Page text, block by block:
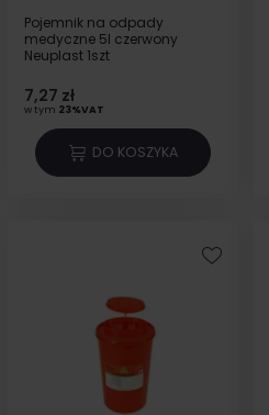
Pojemnik na odpady
medyczne 5l czerwony
Neuplast 1szt
7,27 zł
w tym 23%VAT
DO KOSZYKA